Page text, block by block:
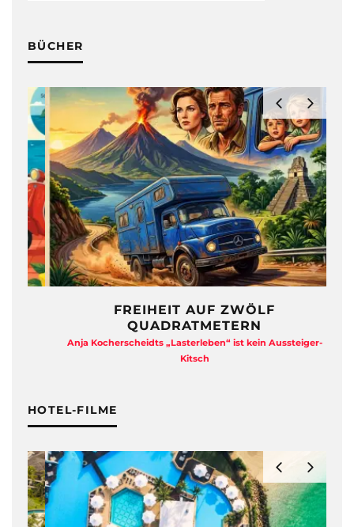
BÜCHER
FREIHEIT AUF ZWÖLF
QUADRATMETERN
Anja Kocherscheidts „Lasterleben“ ist kein Aussteiger-
Kitsch
HOTEL-FILME